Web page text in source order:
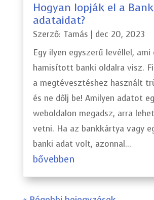
Hogyan lopják el a
adataidat?
Szerző: Tamás
dec 20, 2023
Egy ilyen egyszerű levéllel, ami
hamisított banki oldalra visz.
a megtévesztéshez használt
és ne dőlj be! Amilyen adatot
weboldalon megadsz, arra
vetni. Ha az bankkártya vagy
banki adat volt, azonnal...
bővebben